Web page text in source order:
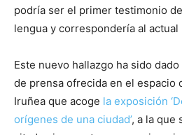
podría ser el primer testimonio
lengua y correspondería al actual
Este nuevo hallazgo ha sido
de prensa ofrecida en el espacio
Iruñea que acoge la exposición
orígenes de una ciudad’, a la que